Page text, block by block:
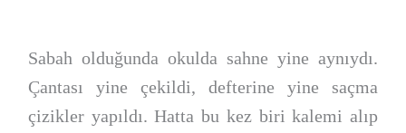
Sabah olduğunda okulda sahne yine aynıydı.
Çantası yine çekildi, defterine yine saçma
çizikler yapıldı. Hatta bu kez biri kalemi alıp